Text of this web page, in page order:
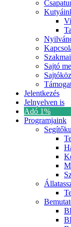
Sajtó
Jelentkezés
Jelnyelven is
Adó 1%
Programjaink